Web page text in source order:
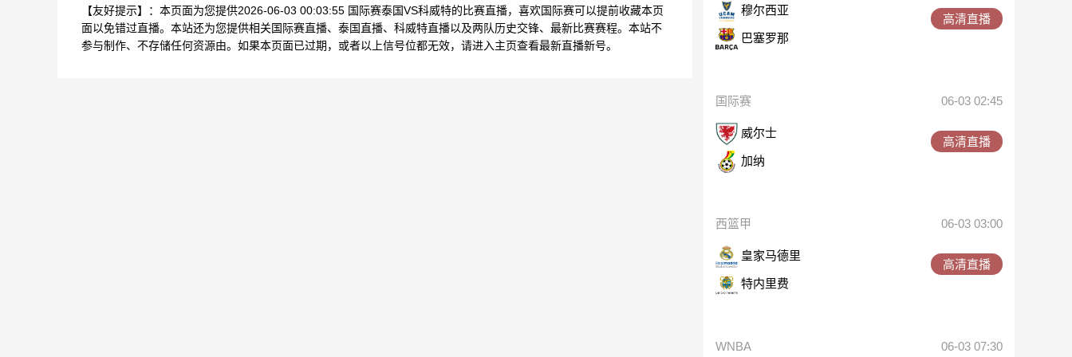
【友好提示】：本页面为您提供2026-06-03 00:03:55 国际赛泰国VS科威特的比赛直播，喜欢国际赛可以提前收藏本页
面以免错过直播。本站还为您提供相关国际赛直播、泰国直播、科威特直播以及两队历史交锋、最新比赛赛程。本站不
参与制作、不存储任何资源由。如果本页面已过期，或者以上信号位都无效，请进入主页查看最新直播新号。
穆尔西亚
巴塞罗那
高清直播
国际赛 06-03 02:45
威尔士
加纳
高清直播
西篮甲 06-03 03:00
皇家马德里
特内里费
高清直播
WNBA 06-03 07:30